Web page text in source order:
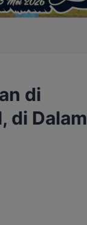
di
di Dalam